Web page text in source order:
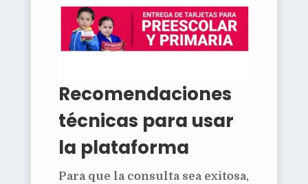
Recomendaciones
técnicas para usar
la plataforma
Para que la consulta sea exitosa,